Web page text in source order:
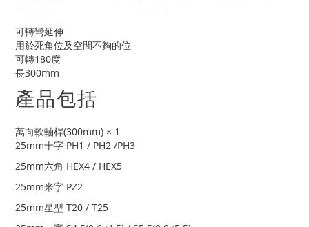
可轉彎延伸
用於死角位及空間不夠的位
可轉180度
長300mm
產品包括
萬向軟軸桿(300mm) × 1
25mm十字 PH1 / PH2 /PH3
25mm六角 HEX4 / HEX5
25mm米字 PZ2
25mm星型 T20 / T25